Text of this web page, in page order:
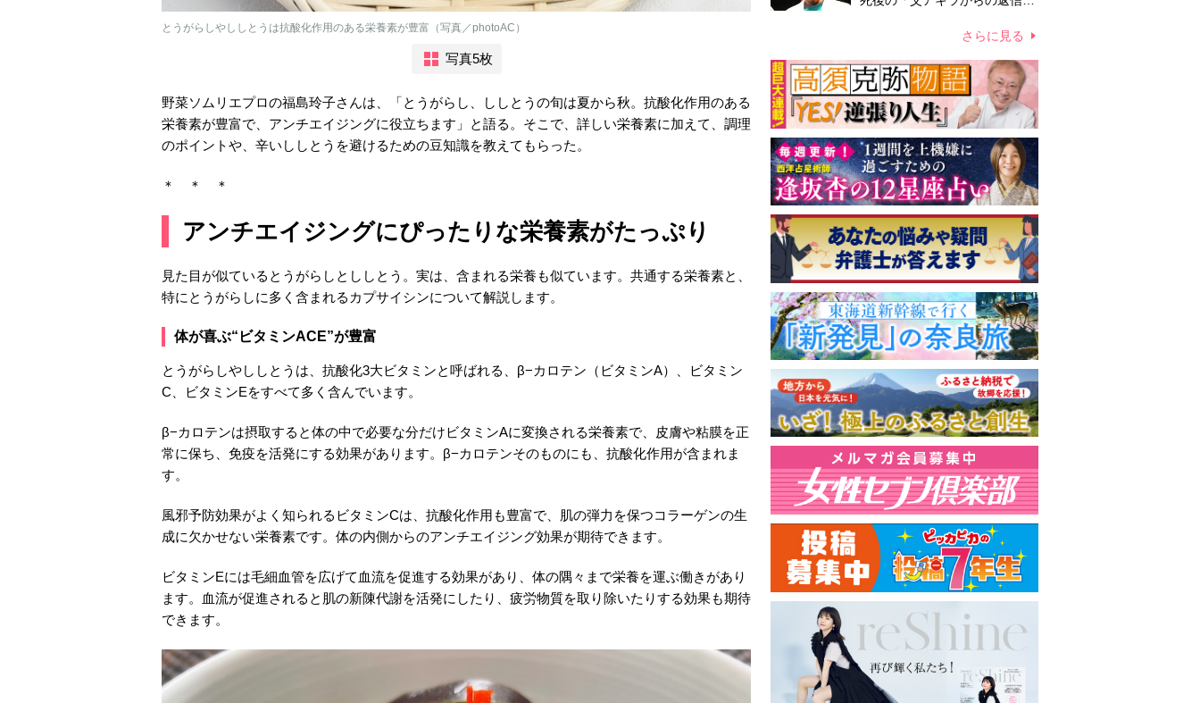
とうがらしやししとうは抗酸化作用のある栄養素が豊富（写真／photoAC）
写真5枚
野菜ソムリエプロの福島玲子さんは、「とうがらし、ししとうの旬は夏から秋。抗酸化作用のある
栄養素が豊富で、アンチエイジングに役立ちます」と語る。そこで、詳しい栄養素に加えて、調理
のポイントや、辛いししとうを避けるための豆知識を教えてもらった。
＊ ＊ ＊
アンチエイジングにぴったりな栄養素がたっぷり
見た目が似ているとうがらしとししとう。実は、含まれる栄養も似ています。共通する栄養素と、
特にとうがらしに多く含まれるカプサイシンについて解説します。
体が喜ぶ“ビタミンACE”が豊富
とうがらしやししとうは、抗酸化3大ビタミンと呼ばれる、β−カロテン（ビタミンA）、ビタミン
C、ビタミンEをすべて多く含んでいます。
β−カロテンは摂取すると体の中で必要な分だけビタミンAに変換される栄養素で、皮膚や粘膜を正
常に保ち、免疫を活発にする効果があります。β−カロテンそのものにも、抗酸化作用が含まれま
す。
風邪予防効果がよく知られるビタミンCは、抗酸化作用も豊富で、肌の弾力を保つコラーゲンの生
成に欠かせない栄養素です。体の内側からのアンチエイジング効果が期待できます。
ビタミンEには毛細血管を広げて血流を促進する効果があり、体の隅々まで栄養を運ぶ働きがあり
ます。血流が促進されると肌の新陳代謝を活発にしたり、疲労物質を取り除いたりする効果も期待
できます。
さらに見る